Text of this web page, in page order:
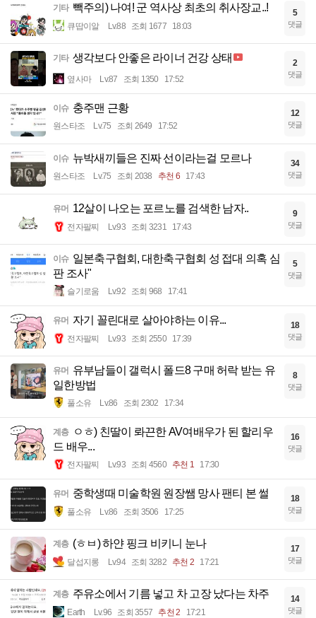
기타 빽주의) 나여! 군 역사상 최초의 취사장교..!
큐땁이알 Lv.88 조회 1677 18:03
5
댓글
기타 생각보다 안좋은 라이너 건강 상태
옆사마 Lv.87 조회 1350 17:52
2
댓글
이슈 충주맨 근황
원스타조 Lv.75 조회 2649 17:52
12
댓글
이슈 뉴박새끼들은 진짜 선이라는걸 모르나
원스타조 Lv.75 조회 2038 추천 6 17:43
34
댓글
유머 12살이 나오는 포르노를 검색한 남자..
전자팔찌 Lv.93 조회 3231 17:43
9
댓글
이슈 일본축구협회, 대한축구협회 성 접대 의혹 심
판 조사"
슬기로움 Lv.92 조회 968 17:41
5
댓글
유머 자기 꼴린대로 살아야하는 이유...
전자팔찌 Lv.93 조회 2550 17:39
18
댓글
유머 유부남들이 갤럭시 폴드8 구매 허락 받는 유
일한방법
풀소유 Lv.86 조회 2302 17:34
8
댓글
계층
ㅇㅎ) 친딸이 롸끈한 AV여배우가 된 할리우
드 배우...
전자팔찌 Lv.93 조회 4560 추천 1 17:30
16
댓글
유머 중학생때 미술학원 원장쌤 망사 팬티 본 썰
풀소유 Lv.86 조회 3506 17:25
18
댓글
계층 (ㅎㅂ) 하얀 핑크 비키니 눈나
달섭지롱 Lv.94 조회 3282 추천 2 17:21
17
댓글
계층 주유소에서 기름 넣고 차 고장 났다는 차주
Earth Lv.96 조회 3557 추천 2 17:21
14
댓글